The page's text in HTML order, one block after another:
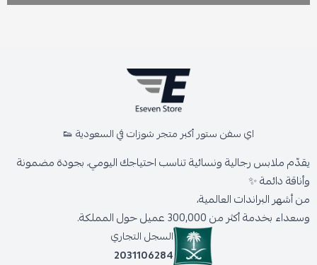
اي سفن ستور أكبر متجر شوزات في السعودية 👟
يقدّم ملابس رجالية ونسائية تناسب احتياجك اليومي، بجودة مضمونة
وأناقة دائمة ✨
من أشهر البراندات العالمية،
وسعداء بخدمة أكثر من 300,000 عميل حول المملكة.
السجل التجاري
2031106284